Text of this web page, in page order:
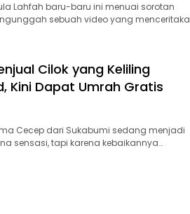
Lahfah baru-baru ini menuai sorotan
sebuah video yang
Cilok yang Keliling
Kini Dapat Umrah Gratis
Cecep dari Sukabumi sedang menjadi
sensasi, tapi karena kebaikannya…